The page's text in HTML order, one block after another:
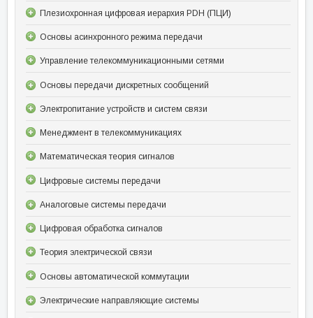
Плезиохронная цифровая иерархия PDH (ПЦИ)
Основы асинхронного режима передачи
Управление телекоммуникационными сетями
Основы передачи дискретных сообщений
Электропитание устройств и систем связи
Менеджмент в телекоммуникациях
Математическая теория сигналов
Цифровые системы передачи
Аналоговые системы передачи
Цифровая обработка сигналов
Теория электрической связи
Основы автоматической коммутации
Электрические направляющие системы